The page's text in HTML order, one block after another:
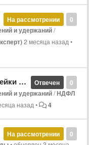
0
На рассмотрении
и удержаний/
2 месяца назад•
0
Отвечен
и удержаний/НДФЛ
назад• 4
0
На рассмотрении